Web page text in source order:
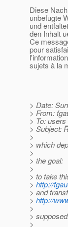
Diese
unbefugte
und
den Inhalt
Ce
pour
sujets à la
> Date:
> From:
> To:
> Subject:
>
> which
>
> the goal:
>
> to take
> http://
> and
> http://
>
>
>